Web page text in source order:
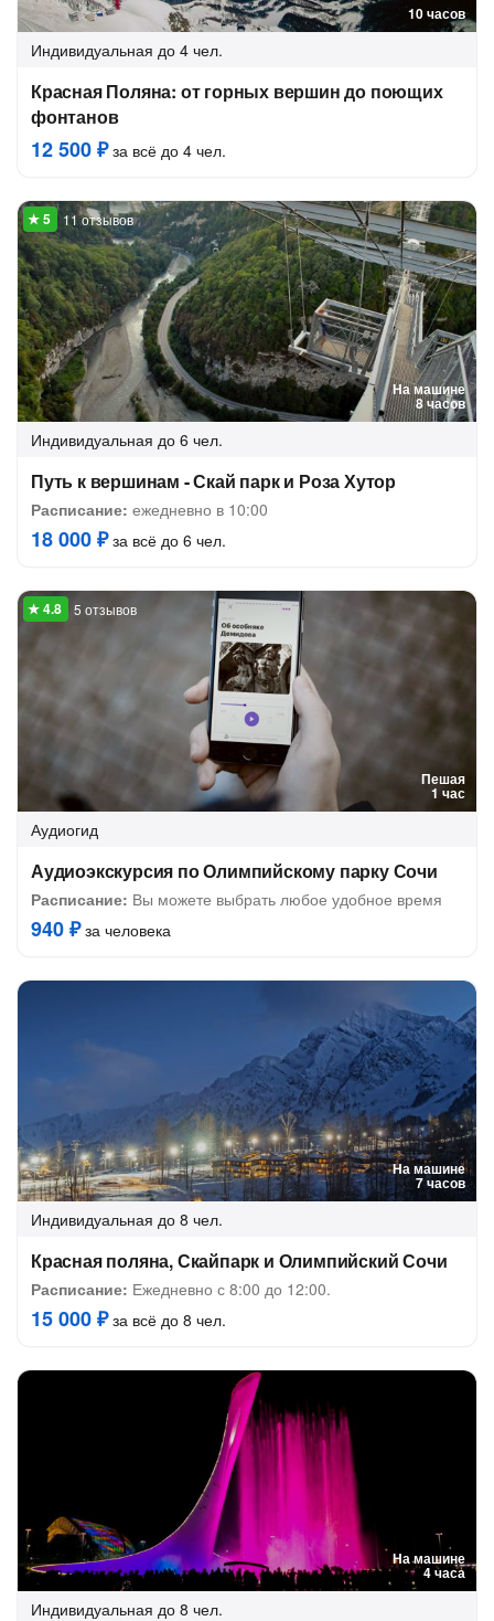
10 часов
Индивидуальная до 4 чел.
Красная Поляна: от горных вершин до поющих
фонтанов
12 500 ₽за всё до 4 чел.
На машине
8 часов
11 отзывов
Индивидуальная до 6 чел.
Путь к вершинам - Скай парк и Роза Хутор
Расписание: ежедневно в 10:00
18 000 ₽за всё до 6 чел.
Пешая
1 час
5 отзывов
Аудиогид
Аудиоэкскурсия по Олимпийскому парку Сочи
Расписание: Вы можете выбрать любое удобное время
940 ₽за человека
На машине
7 часов
Индивидуальная до 8 чел.
Красная поляна, Скайпарк и Олимпийский Сочи
Расписание: Ежедневно с 8:00 до 12:00.
15 000 ₽за всё до 8 чел.
На машине
4 часа
Индивидуальная до 8 чел.